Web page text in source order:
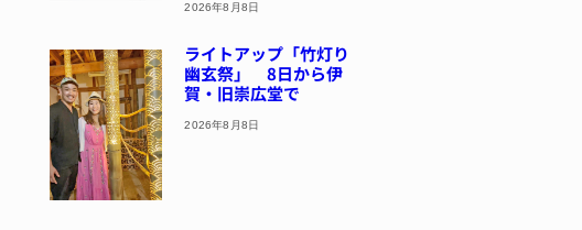
2026年8月8日
ライトアップ「竹灯り
幽玄祭」 8日から伊
賀・旧崇広堂で
2026年8月8日